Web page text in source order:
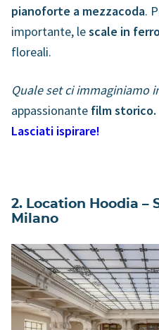
pianoforte a mezzacoda.
importante, lescale in
floreali.
Quale set ci immaginiamo
appassionante film storico.
Lasciati ispirare!
2. Location Hoodia –
Milano